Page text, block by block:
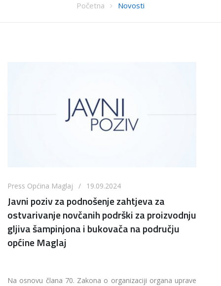
Početna Novosti
Press Općina Maglaj / 19.09.2024
Javni poziv za podnošenje zahtjeva za
ostvarivanje novčanih podrški za proizvodnju
gljiva šampinjona i bukovača na području
općine Maglaj
Na osnovu člana 70. Zakona o organizaciji organa uprave